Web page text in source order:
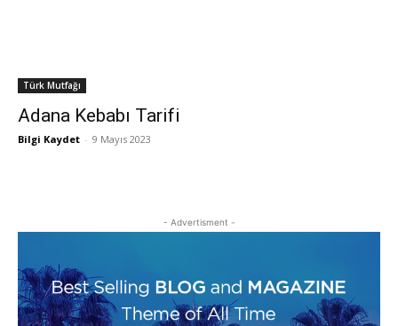
Türk Mutfağı
Adana Kebabı Tarifi
Bilgi Kaydet - 9 Mayıs 2023
- Advertisment -